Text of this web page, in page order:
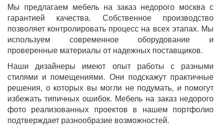
Мы предлагаем мебель на заказ недорого москва с
гарантией качества. Собственное производство
позволяет контролировать процесс на всех этапах. Мы
используем современное оборудование и
проверенные материалы от надежных поставщиков.
Наши дизайнеры имеют опыт работы с разными
стилями и помещениями. Они подскажут практичные
решения, о которых вы могли не подумать, и помогут
избежать типичных ошибок. Мебель на заказ недорого
фото реализованных проектов в нашем портфолио
подтверждает разнообразие возможностей.